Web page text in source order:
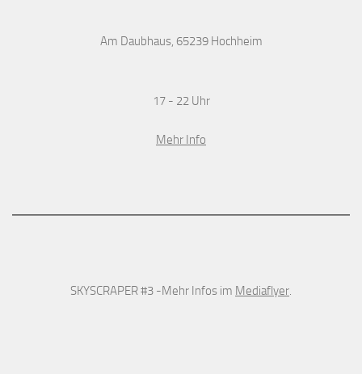
Am Daubhaus, 65239 Hochheim
17 - 22 Uhr
Mehr Info
SKYSCRAPER #3 -Mehr Infos im Mediaflyer.